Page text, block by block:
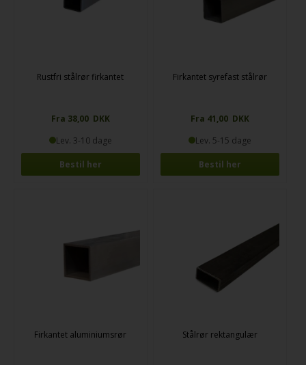
Rustfri stålrør firkantet
Fra 38,00 DKK
Lev. 3-10 dage
Bestil her
Firkantet syrefast stålrør
Fra 41,00 DKK
Lev. 5-15 dage
Bestil her
Firkantet aluminiumsrør Stålrør rektangulær